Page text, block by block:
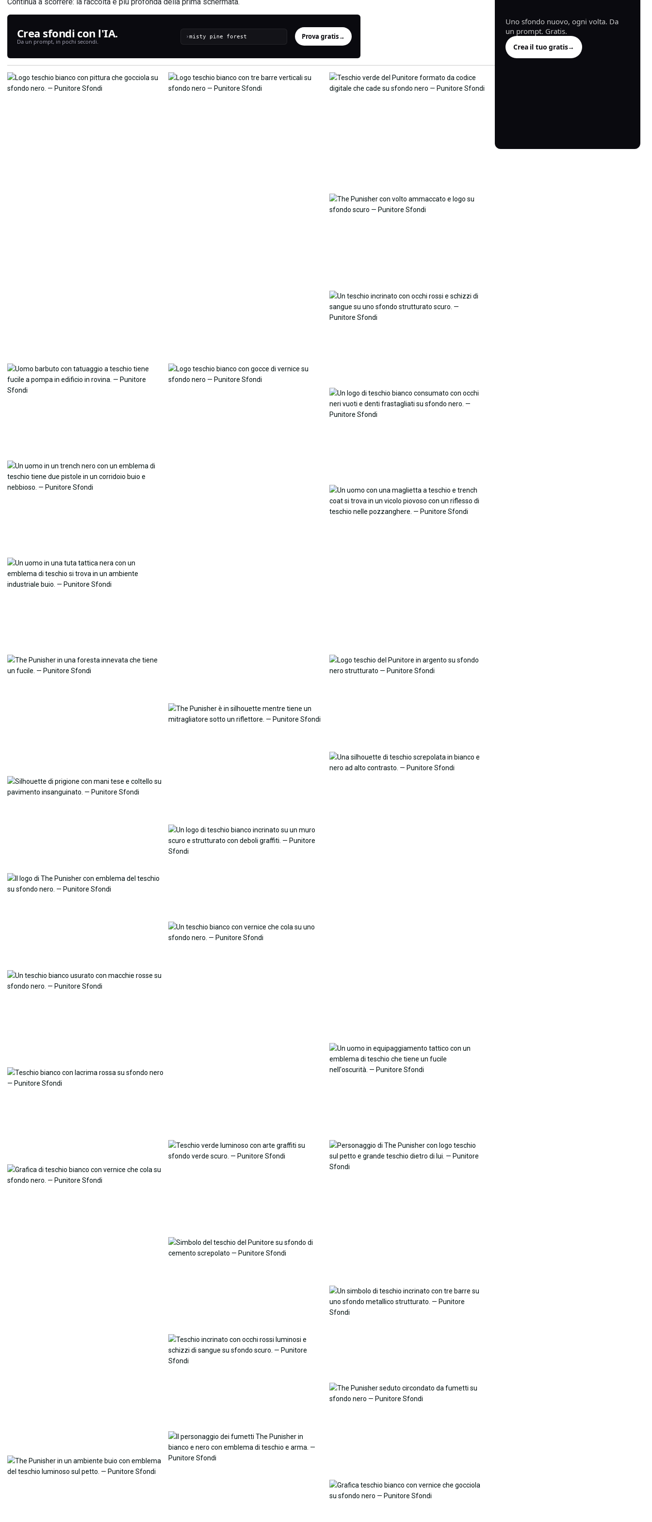
Continua a scorrere: la raccolta è più profonda della prima schermata.
Crea sfondi con l'IA.
Da un prompt, in pochi secondi.
› Prova gratis→
Uno sfondo nuovo, ogni volta. Da
un prompt. Gratis.
Crea il tuo gratis→